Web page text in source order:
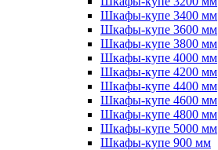
Шкафы-купе 3400 мм
Шкафы-купе 3600 мм
Шкафы-купе 3800 мм
Шкафы-купе 4000 мм
Шкафы-купе 4200 мм
Шкафы-купе 4400 мм
Шкафы-купе 4600 мм
Шкафы-купе 4800 мм
Шкафы-купе 5000 мм
Шкафы-купе 900 мм